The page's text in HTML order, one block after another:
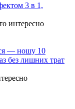
3 в 1,
интересно
— ношу 10
без лишних трат